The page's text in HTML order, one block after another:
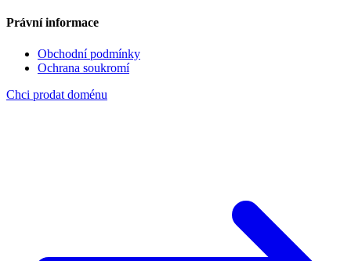
Právní informace
Obchodní podmínky
Ochrana soukromí
Chci prodat doménu